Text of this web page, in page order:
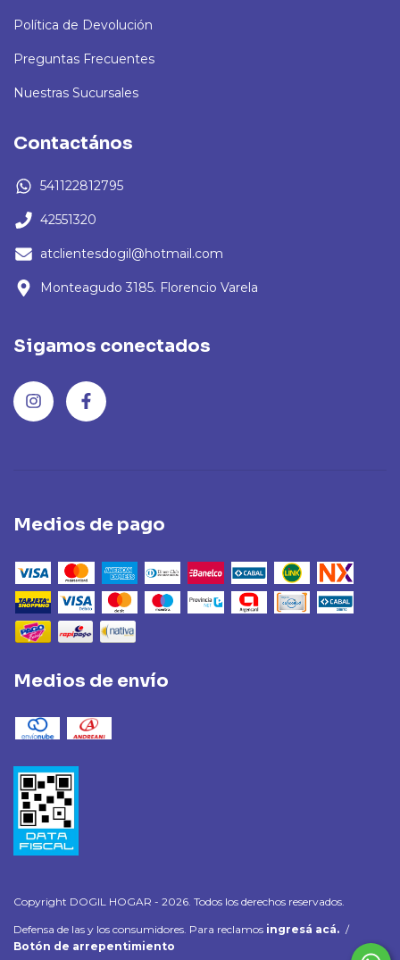
Política de Devolución
Preguntas Frecuentes
Nuestras Sucursales
Contactános
541122812795
42551320
atclientesdogil@hotmail.com
Monteagudo 3185. Florencio Varela
Sigamos conectados
Medios de pago
Medios de envío
Copyright DOGIL HOGAR - 2026. Todos los derechos reservados.
Defensa de las y los consumidores. Para reclamos ingresá acá. /
Botón de arrepentimiento